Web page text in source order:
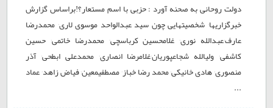
دولت روحانی به صحنه آورد : حزبی با اسم مستعار؟!براساس گزارش
خبرگزاریها٬ شخصيتهایی چون سيد عبدالواحد موسوی لاری٬ محمدرضا
عارف٬عبدالله نوری٬ غلامحسين کرباسچی٬ محمدرضا خاتمی٬ حسين
کاشفی٬ ولیالله شجاعپوریان٬غلامرضا انصاری٬ محمدعلی ابطحی٬ آذر
منصوری٬ هادی خانيکی٬ محمد رضا خباز٬ مصطفیمعين٬ فياض زاهد٬ عماد
...